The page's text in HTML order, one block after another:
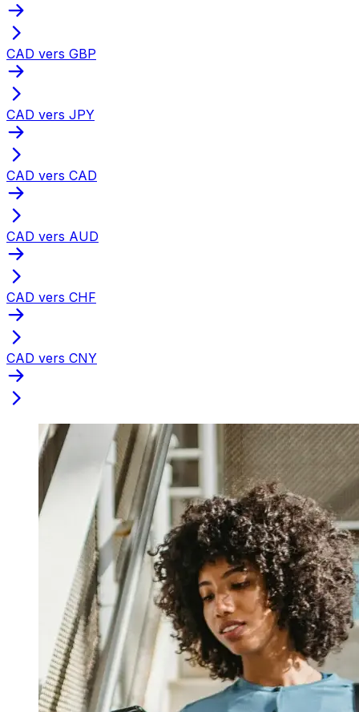
CAD vers GBP
CAD vers JPY
CAD vers CAD
CAD vers AUD
CAD vers CHF
CAD vers CNY